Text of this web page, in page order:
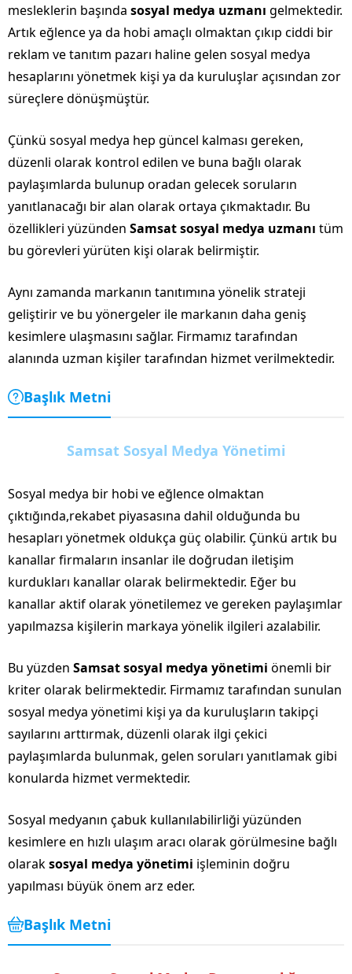
mesleklerin başında sosyal medya uzmanı gelmektedir.
Artık eğlence ya da hobi amaçlı olmaktan çıkıp ciddi bir
reklam ve tanıtım pazarı haline gelen sosyal medya
hesaplarını yönetmek kişi ya da kuruluşlar açısından zor
süreçlere dönüşmüştür.
Çünkü sosyal medya hep güncel kalması gereken,
düzenli olarak kontrol edilen ve buna bağlı olarak
paylaşımlarda bulunup oradan gelecek soruların
yanıtlanacağı bir alan olarak ortaya çıkmaktadır. Bu
özellikleri yüzünden Samsat sosyal medya uzmanı tüm
bu görevleri yürüten kişi olarak belirmiştir.
Aynı zamanda markanın tanıtımına yönelik strateji
geliştirir ve bu yönergeler ile markanın daha geniş
kesimlere ulaşmasını sağlar. Firmamız tarafından
alanında uzman kişiler tarafından hizmet verilmektedir.
Başlık Metni
Samsat Sosyal Medya Yönetimi
Sosyal medya bir hobi ve eğlence olmaktan
çıktığında,rekabet piyasasına dahil olduğunda bu
hesapları yönetmek oldukça güç olabilir. Çünkü artık bu
kanallar firmaların insanlar ile doğrudan iletişim
kurdukları kanallar olarak belirmektedir. Eğer bu
kanallar aktif olarak yönetilemez ve gereken paylaşımlar
yapılmazsa kişilerin markaya yönelik ilgileri azalabilir.
Bu yüzden Samsat sosyal medya yönetimi önemli bir
kriter olarak belirmektedir. Firmamız tarafından sunulan
sosyal medya yönetimi kişi ya da kuruluşların takipçi
sayılarını arttırmak, düzenli olarak ilgi çekici
paylaşımlarda bulunmak, gelen soruları yanıtlamak gibi
konularda hizmet vermektedir.
Sosyal medyanın çabuk kullanılabilirliği yüzünden
kesimlere en hızlı ulaşım aracı olarak görülmesine bağlı
olaraksosyal medya yönetimi işleminin doğru
yapılması büyük önem arz eder.
Başlık Metni